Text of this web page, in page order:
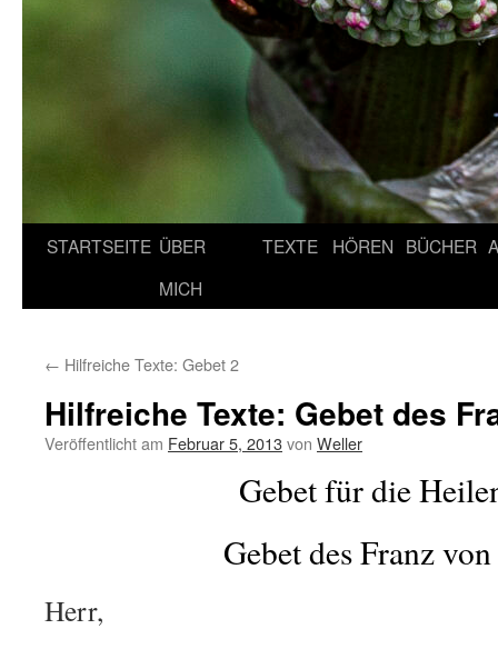
STARTSEITE ÜBER
MICH
TEXTE HÖREN BÜCHER
← Hilfreiche Texte: Gebet 2
Hilfreiche Texte: Gebet des
Veröffentlicht am Februar 5, 2013von Weller
Gebet für die
Gebet des Franz
Herr,